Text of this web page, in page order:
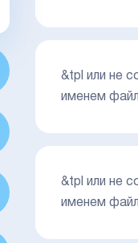
&tpl или не
именем
&tpl или не
именем